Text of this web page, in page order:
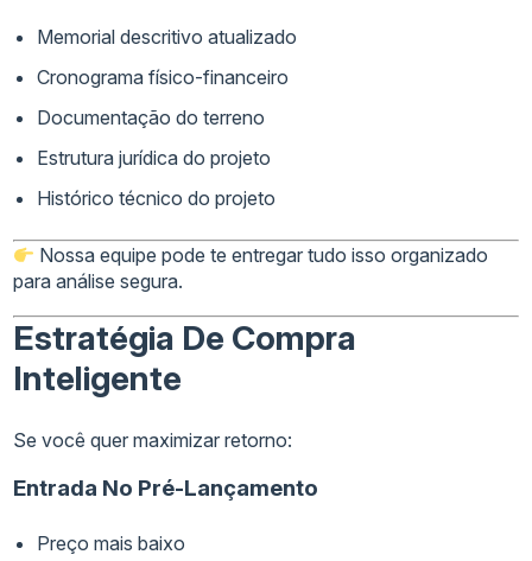
Memorial descritivo atualizado
Cronograma físico-financeiro
Documentação do terreno
Estrutura jurídica do projeto
Histórico técnico do projeto
Nossa equipe pode te entregar tudo isso organizado
para análise segura.
Estratégia De Compra
Inteligente
Se você quer maximizar retorno:
Entrada No Pré-Lançamento
Preço mais baixo